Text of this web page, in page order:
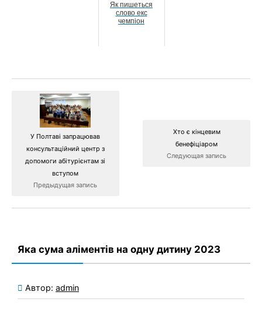
Як пишеться
слово екс
чемпіон
У Полтаві запрацював
консультаційний центр з
допомоги абітурієнтам зі
вступом
Предыдущая запись
Хто є кінцевим
бенефіціаром
Следующая запись
Яка сума аліментів на одну дитину 2023
Автор: admin